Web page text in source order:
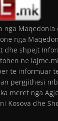
nga Maqedonia
nga
dhe shpejt
ne
te informuar
pergjithesi
meret nga
Kosova dhe